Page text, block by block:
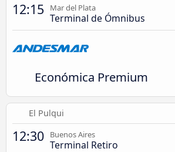
12:15 Mar del Plata
Terminal de Ómnibus
Económica Premium
El Pulqui
12:30 Buenos Aires
Terminal Retiro